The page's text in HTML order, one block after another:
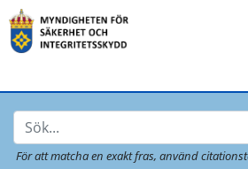
För att matcha en exakt fras, använd